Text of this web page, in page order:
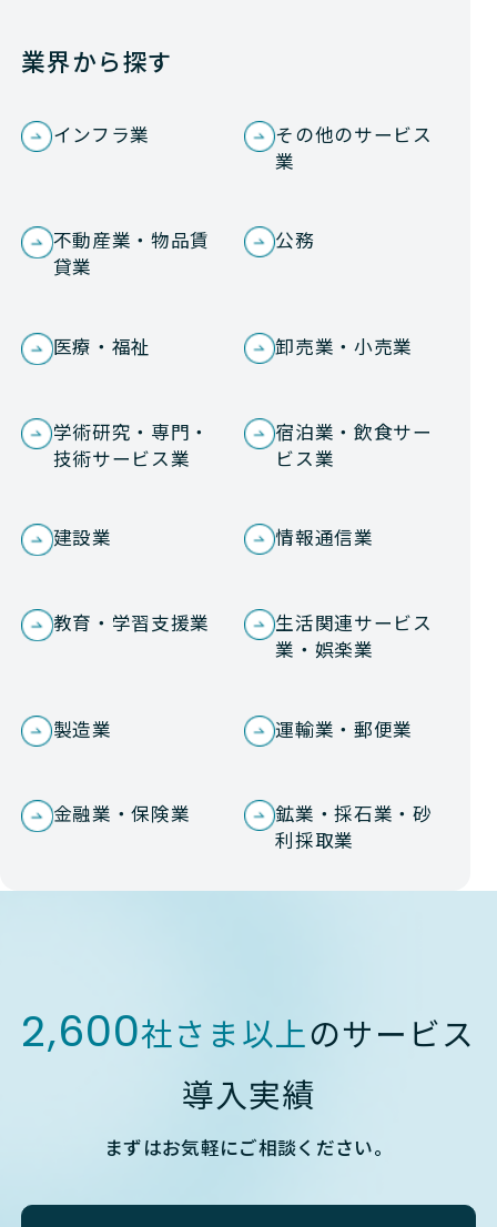
業界から探す
インフラ業
その他のサービス
業
不動産業・物品賃
貸業
公務
医療・福祉 卸売業・小売業
学術研究・専門・
技術サービス業
宿泊業・飲食サー
ビス業
建設業 情報通信業
教育・学習支援業
生活関連サービス
業・娯楽業
製造業 運輸業・郵便業
金融業・保険業
鉱業・採石業・砂
利採取業
2,600社さま以上のサービス
導入実績
まずはお気軽にご相談ください。